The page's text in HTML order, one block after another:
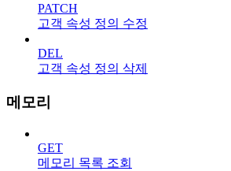
PATCH
고객 속성 정의 수정
DEL
고객 속성 정의 삭제
메모리
GET
메모리 목록 조회